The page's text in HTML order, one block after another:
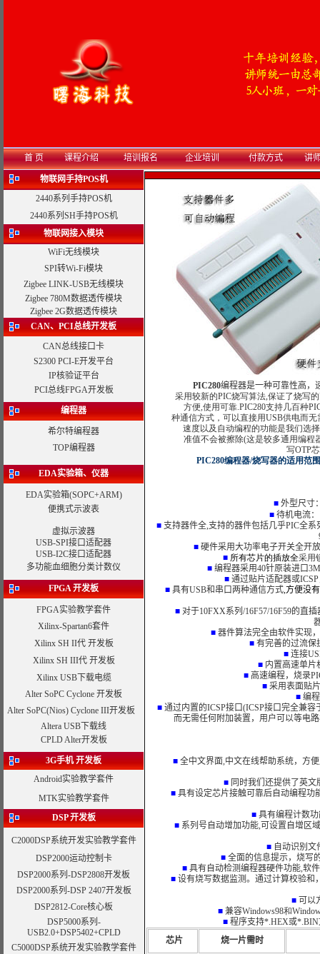
首 页 课程介绍 培训报名 企业培训 付款方式 讲
物联网手持POS机
2440系列手持POS机
2440系列SH手持POS机
物联网接入模块
WiFi无线模块
SPI转Wi-Fi模块
Zigbee LINK-USB无线模块
Zigbee 780M数据透传模块
Zigbee 2G数据透传模块
CAN、PCI总线开发板
CAN总线接口卡
S2300 PCI-E开发平台
IP核验证平台
PCI总线FPGA开发板
编程器
希尔特编程器
TOP编程器
EDA实验箱、仪器
EDA实验箱(SOPC+ARM)
便携式示波表
虚拟示波器
USB-SPI接口适配器
USB-I2C接口适配器
多功能血细胞分类计数仪
FPGA 开发板
FPGA实验教学套件
Xilinx-Spartan6套件
Xilinx SH II代 开发板
Xilinx SH III代 开发板
Xilinx USB下载电缆
Alter SoPC Cyclone 开发板
Alter SoPC(Nios) Cyclone III开发板
Altera USB下载线
CPLD Alter开发板
3G手机 开发板
Android实验教学套件
MTK实验教学套件
DSP开发板
C2000DSP系统开发实验教学套件
DSP2000运动控制卡
DSP2000系列-DSP2808开发板
DSP2000系列-DSP 2407开发板
DSP2812-Core核心板
DSP5000系列-
USB2.0+DSP5402+CPLD
C5000DSP系统开发实验教学套件
PIC280编程器是一种可靠性高，
采用较新的PIC烧写算法,保证了烧写
方便,使用可靠.PIC280支持几百种
种通信方式，可以直接用USB供电而
速度以及自动编程的功能是我们选
准值不会被擦除(这是较多通用编程
写OTP
PIC280编程器/烧写器的适用范
■外型尺寸
■ 待机电流
■ 支持器件全,支持的器件包括几乎PIC全
■ 硬件采用大功率电子开关全开
■ 所有芯片的插放全采用
■ 编程器采用40针原装进口
■ 通过贴片适配器或
■ 具有USB和串口两种通信方式,方便没
■ 对于10FXX系列/16F57/16F59的直
■ 器件算法完全由软件实现
■ 有完善的过流保
■ 连接
■ 内置高速单
■高速编程，烧录
■ 采用表面贴
■ 编
■ 通过内置的ICSP接口(ICSP接口完全兼
而无需任何附加装置，用户可以等电
■ 全中文界面,中文在线帮助系统，方
■ 同时我们还提供了英
■ 具有设定芯片接触可靠后自动编程功
■ 具有编程计数
■ 系列号自动增加功能,可设置自增区
■自动识别文
■ 全面的信息提示，烧写
■ 具有自动检测编程器硬件功能,软
■ 设有烧写数据监测。通过计算校验和
■ 可以
■ 兼容Windows98和
■ 程序支持*.HEX或
芯片
烧一片需时